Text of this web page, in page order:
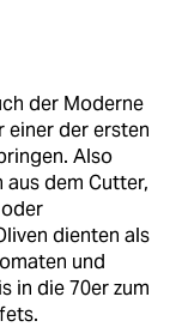
der Moderne
einer der ersten
Also
dem Cutter,
dienten als
und
in die 70er zum